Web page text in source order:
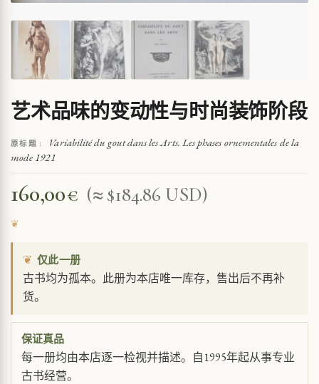
艺术品味的变动性与时尚装饰阶段
原标题 :
Variabilité du gout dans les Arts. Les phases ornementales de la
mode 1921
160,00€ (≈ $184.86 USD)
❦ 仅此一册
古书均为孤本。此册为本店唯一库存，售出后不再补
货。
保证真品
每一册均由本店逐一检视并描述。自1995年起从事专业
古书经营。